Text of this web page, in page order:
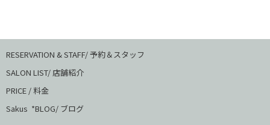
RESERVATION & STAFF/ 予約＆スタッフ
SALON LIST/ 店舗紹介
PRICE / 料金
Sakus *BLOG/ ブログ